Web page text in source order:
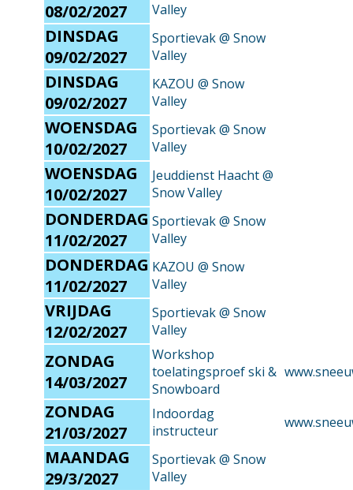
08/02/2027
Valley
DINSDAG
09/02/2027
Sportievak @ Snow
Valley
DINSDAG
09/02/2027
KAZOU @ Snow
Valley
WOENSDAG
10/02/2027
Sportievak @ Snow
Valley
WOENSDAG
10/02/2027
Jeuddienst Haacht @
Snow Valley
DONDERDAG
11/02/2027
Sportievak @ Snow
Valley
DONDERDAG
11/02/2027
KAZOU @ Snow
Valley
VRIJDAG
12/02/2027
Sportievak @ Snow
Valley
ZONDAG
14/03/2027
Workshop
toelatingsproef ski &
Snowboard
ZONDAG
21/03/2027
Indoordag
instructeur ​
MAANDAG
29/3/2027
Sportievak @ Snow
Valley